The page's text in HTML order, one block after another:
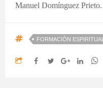
Manuel Domínguez Prieto.
FORMACIÓN ESPIRITUAL